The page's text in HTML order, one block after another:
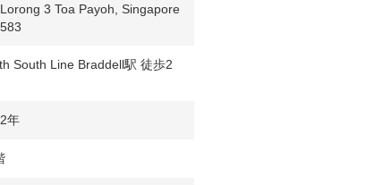
3 Toa Payoh, Singapore
South Line Braddell駅 徒歩2
年